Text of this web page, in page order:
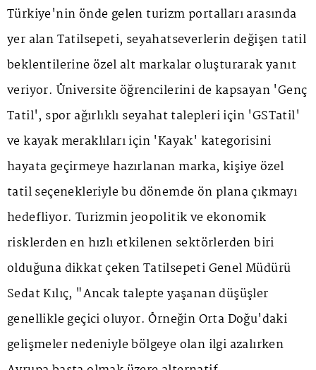
Türkiye'nin önde gelen turizm portalları arasında
yer alan Tatilsepeti, seyahatseverlerin değişen tatil
beklentilerine özel alt markalar oluşturarak yanıt
veriyor. Üniversite öğrencilerini de kapsayan 'Genç
Tatil', spor ağırlıklı seyahat talepleri için 'GSTatil'
ve kayak meraklıları için 'Kayak' kategorisini
hayata geçirmeye hazırlanan marka, kişiye özel
tatil seçenekleriyle bu dönemde ön plana çıkmayı
hedefliyor. Turizmin jeopolitik ve ekonomik
risklerden en hızlı etkilenen sektörlerden biri
olduğuna dikkat çeken Tatilsepeti Genel Müdürü
Sedat Kılıç, "Ancak talepte yaşanan düşüşler
genellikle geçici oluyor. Örneğin Orta Doğu'daki
gelişmeler nedeniyle bölgeye olan ilgi azalırken